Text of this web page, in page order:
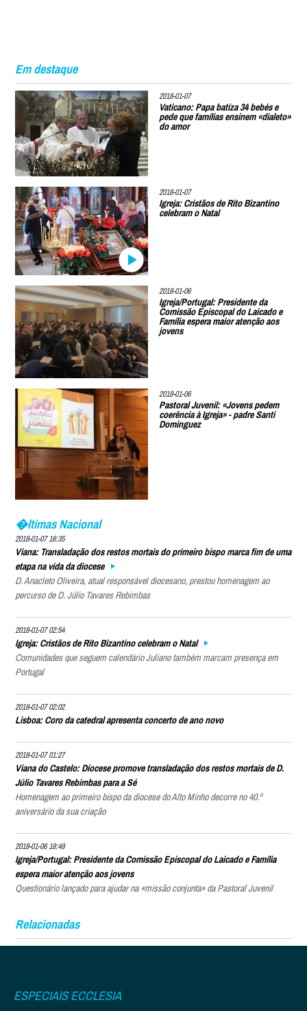
Em destaque
2018-01-07
Vaticano: Papa batiza 34 bebés e
pede que famílias ensinem «dialeto»
do amor
2018-01-07
Igreja: Cristãos de Rito Bizantino
celebram o Natal
2018-01-06
Igreja/Portugal: Presidente da
Comissão Episcopal do Laicado e
Família espera maior atenção aos
jovens
2018-01-06
Pastoral Juvenil: «Jovens pedem
coerência à Igreja» - padre Santi
Dominguez
�ltimas Nacional
2018-01-07 16:35
Viana: Transladação dos restos mortais do primeiro bispo marca fim de uma
etapa na vida da diocese
D. Anacleto Oliveira, atual responsável diocesano, prestou homenagem ao
percurso de D. Júlio Tavares Rebimbas
2018-01-07 02:54
Igreja: Cristãos de Rito Bizantino celebram o Natal
Comunidades que seguem calendário Juliano também marcam presença em
Portugal
2018-01-07 02:02
Lisboa: Coro da catedral apresenta concerto de ano novo
2018-01-07 01:27
Viana do Castelo: Diocese promove transladação dos restos mortais de D.
Júlio Tavares Rebimbas para a Sé
Homenagem ao primeiro bispo da diocese do Alto Minho decorre no 40.º
aniversário da sua criação
2018-01-06 18:49
Igreja/Portugal: Presidente da Comissão Episcopal do Laicado e Família
espera maior atenção aos jovens
Questionário lançado para ajudar na «missão conjunta» da Pastoral Juvenil
Relacionadas
ESPECIAIS ECCLESIA